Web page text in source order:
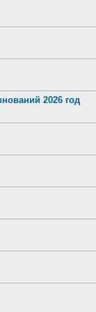
2026 год